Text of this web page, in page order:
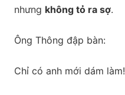
nhưng không tỏ ra sợ.
Ông Thông đập bàn:
Chỉ có anh mới dám làm!